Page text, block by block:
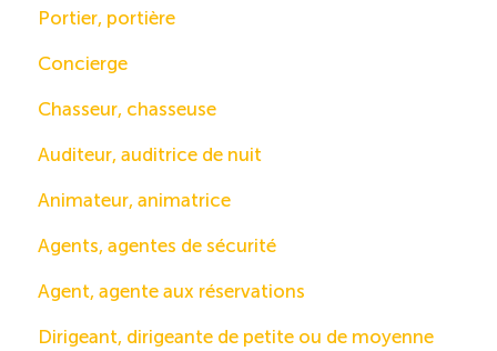
Portier, portière
Concierge
Chasseur, chasseuse
Auditeur, auditrice de nuit
Animateur, animatrice
Agents, agentes de sécurité
Agent, agente aux réservations
Dirigeant, dirigeante de petite ou de moyenne